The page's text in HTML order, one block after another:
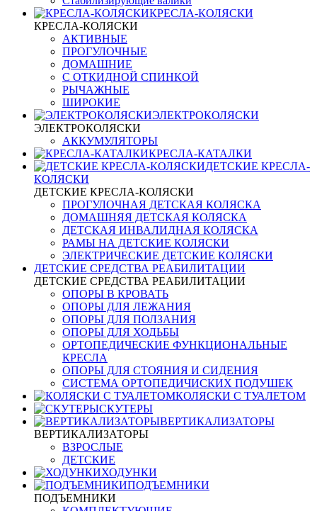
КРЕСЛА-КОЛЯСКИ
КРЕСЛА-КОЛЯСКИ
АКТИВНЫЕ
ПРОГУЛОЧНЫЕ
ДОМАШНИЕ
С ОТКИДНОЙ СПИНКОЙ
РЫЧАЖНЫЕ
ШИРОКИЕ
ЭЛЕКТРОКОЛЯСКИ
ЭЛЕКТРОКОЛЯСКИ
АККУМУЛЯТОРЫ
КРЕСЛА-КАТАЛКИ
ДЕТСКИЕ КРЕСЛА-
КОЛЯСКИ
ДЕТСКИЕ КРЕСЛА-КОЛЯСКИ
ПРОГУЛОЧНАЯ ДЕТСКАЯ КОЛЯСКА
ДОМАШНЯЯ ДЕТСКАЯ КОЛЯСКА
ДЕТСКАЯ ИНВАЛИДНАЯ КОЛЯСКА
РАМЫ НА ДЕТСКИЕ КОЛЯСКИ
ЭЛЕКТРИЧЕСКИЕ ДЕТСКИЕ КОЛЯСКИ
ДЕТСКИЕ СРЕДСТВА РЕАБИЛИТАЦИИ
ДЕТСКИЕ СРЕДСТВА РЕАБИЛИТАЦИИ
ОПОРЫ В КРОВАТЬ
ОПОРЫ ДЛЯ ЛЕЖАНИЯ
ОПОРЫ ДЛЯ ПОЛЗАНИЯ
ОПОРЫ ДЛЯ ХОДЬБЫ
ОРТОПЕДИЧЕСКИЕ ФУНКЦИОНАЛЬНЫЕ
КРЕСЛА
ОПОРЫ ДЛЯ СТОЯНИЯ И СИДЕНИЯ
СИСТЕМА ОРТОПЕДИЧИСКИХ ПОДУШЕК
КОЛЯСКИ С ТУАЛЕТОМ
СКУТЕРЫ
ВЕРТИКАЛИЗАТОРЫ
ВЕРТИКАЛИЗАТОРЫ
ВЗРОСЛЫЕ
ДЕТСКИЕ
ХОДУНКИ
ПОДЪЕМНИКИ
ПОДЪЕМНИКИ